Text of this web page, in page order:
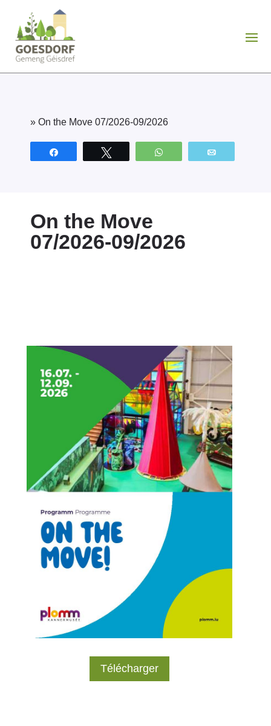
» On the Move 07/2026-09/2026
WhatsApp
On the Move
07/2026-09/2026
Télécharger